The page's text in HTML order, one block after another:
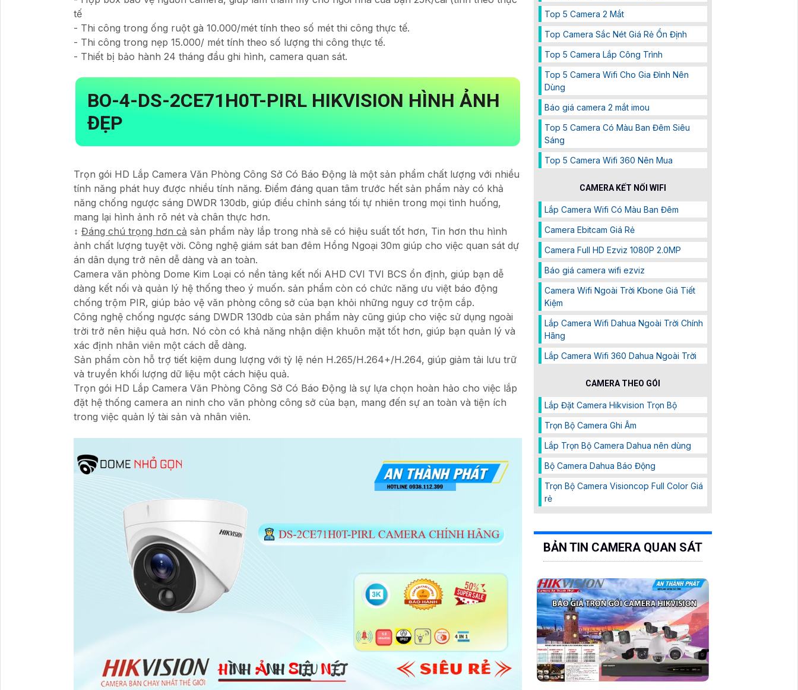
tế
- Thi công trong ống ruột gà 10.000/mét tính theo số mét thi công thực tế.
- Thi công trong nẹp 15.000/ mét tính theo số lượng thi công thực tế.
- Thiết bị bảo hành 24 tháng đầu ghi hình, camera quan sát.
BO-4-DS-2CE71H0T-PIRL HIKVISION HÌNH ẢNH
ĐẸP
Trọn gói HD Lắp Camera Văn Phòng Công Sở Có Báo Động là một sản phẩm chất lượng với nhiều
tính năng phát huy được nhiều tính năng. Điểm đáng quan tâm trước hết sản phẩm này có khả
năng chống ngược sáng DWDR 130db, giúp điều chỉnh sáng tối tự nhiên trong mọi tình huống,
mang lại hình ảnh rõ nét và chân thực hơn.
↕️ Đáng chú trọng hơn cả sản phẩm này lắp trong nhà sẽ có hiệu suất tốt hơn, Tin hơn thu hình
ảnh chất lượng tuyệt vời. Công nghệ giám sát ban đêm Hồng Ngoại 30m giúp cho việc quan sát dự
án dân dụng trở nên dễ dàng và an toàn.
Camera văn phòng Dome Kim Loại có nền tảng kết nối AHD CVI TVI BCS ổn định, giúp bạn dễ
dàng kết nối và quản lý hệ thống theo ý muốn. sản phẩm còn có chức năng ưu việt báo động
chống trộm PIR, giúp bảo vệ văn phòng công sở của bạn khỏi những nguy cơ trộm cắp.
Công nghệ chống ngược sáng DWDR 130db của sản phẩm này cũng giúp cho việc sử dụng ngoài
trời trở nên hiệu quả hơn. Nó còn có khả năng nhận diện khuôn mặt tốt hơn, giúp bạn quản lý và
xác định nhân viên một cách dễ dàng.
Sản phẩm còn hỗ trợ tiết kiệm dung lượng với tỷ lệ nén H.265/H.264+/H.264, giúp giảm tải lưu trữ
và truyền khối lượng dữ liệu một cách hiệu quả.
Trọn gói HD Lắp Camera Văn Phòng Công Sở Có Báo Động là sự lựa chọn hoàn hảo cho việc lắp
đặt hệ thống camera an ninh cho văn phòng công sở của bạn, mang đến sự an toàn và tiện ích
trong việc quản lý tài sản và nhân viên.
Top 5 Camera 2 Mắt
Top Camera Sắc Nét Giá Rẻ Ổn Định
Top 5 Camera Lắp Công Trình
Top 5 Camera Wifi Cho Gia Đình Nên
Dùng
Báo giá camera 2 mắt imou
Top 5 Camera Có Màu Ban Đêm Siêu
Sáng
Top 5 Camera Wifi 360 Nên Mua
CAMERA KẾT NỐI WIFI
Lắp Camera Wifi Có Màu Ban Đêm
Camera Ebitcam Giá Rẻ
Camera Full HD Ezviz 1080P 2.0MP
Báo giá camera wifi ezviz
Camera Wifi Ngoài Trời Kbone Giá Tiết
Kiệm
Lắp Camera Wifi Dahua Ngoài Trời Chính
Hãng
Lắp Camera Wifi 360 Dahua Ngoài Trời
CAMERA THEO GÓI
Lắp Đặt Camera Hikvision Trọn Bộ
Trọn Bộ Camera Ghi Âm
Lắp Trọn Bộ Camera Dahua nên dùng
Bộ Camera Dahua Báo Động
Trọn Bộ Camera Visioncop Full Color Giá
rẻ
BẢN TIN CAMERA QUAN SÁT